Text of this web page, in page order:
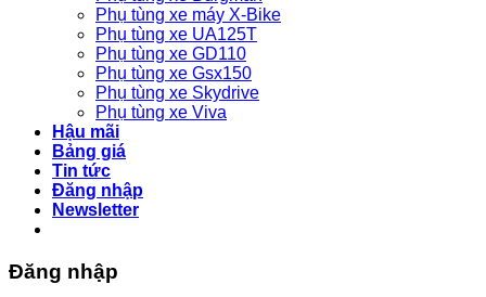
Phụ tùng xe máy X-Bike
Phụ tùng xe UA125T
Phụ tùng xe GD110
Phụ tùng xe Gsx150
Phụ tùng xe Skydrive
Phụ tùng xe Viva
Hậu mãi
Bảng giá
Tin tức
Đăng nhập
Newsletter
Đăng nhập